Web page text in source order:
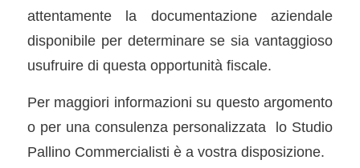
attentamente la documentazione aziendale
disponibile per determinare se sia vantaggioso
usufruire di questa opportunità fiscale.
Per maggiori informazioni su questo argomento
o per una consulenza personalizzata lo Studio
Pallino Commercialisti è a vostra disposizione.